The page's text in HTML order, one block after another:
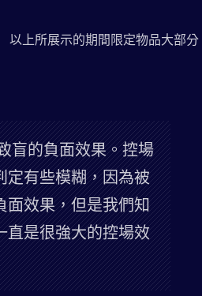
以上所展示的期間限定物品大部分
盲的負面效果。控場
定有些模糊，因為被
面效果，但是我們知
直是很強大的控場效